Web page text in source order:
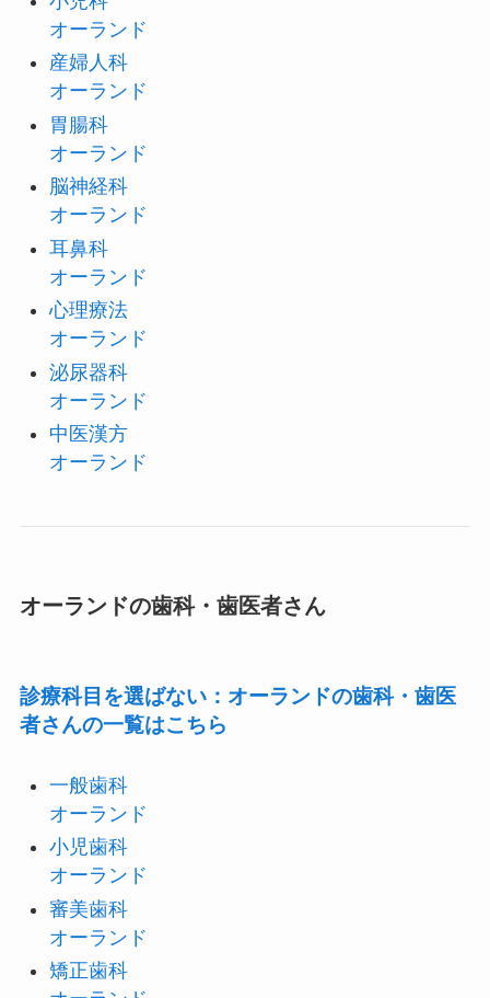
オーランド
産婦人科
オーランド
胃腸科
オーランド
脳神経科
オーランド
耳鼻科
オーランド
心理療法
オーランド
泌尿器科
オーランド
中医漢方
オーランド
オーランドの歯科・歯医者さん
診療科目を選ばない：オーランドの歯科・歯医
者さんの一覧はこちら
一般歯科
オーランド
小児歯科
オーランド
審美歯科
オーランド
矯正歯科